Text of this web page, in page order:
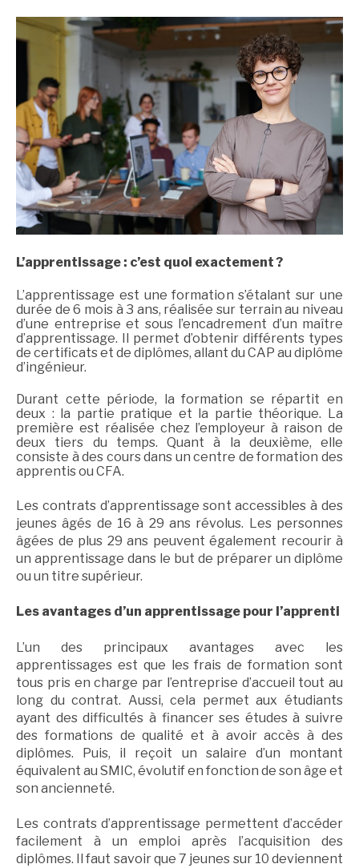
L’apprentissage : c’est quoi exactement ?
L’apprentissage est une formation s’étalant sur une
durée de 6 mois à 3 ans, réalisée sur terrain au niveau
d’une entreprise et sous l’encadrement d’un maître
d’apprentissage. Il permet d’obtenir différents types
de certificats et de diplômes, allant du CAP au diplôme
d’ingénieur.
Durant cette période, la formation se répartit en
deux : la partie pratique et la partie théorique. La
première est réalisée chez l’employeur à raison de
deux tiers du temps. Quant à la deuxième, elle
consiste à des cours dans un centre de formation des
apprentis ou CFA.
Les contrats d’apprentissage sont accessibles à des
jeunes âgés de 16 à 29 ans révolus. Les personnes
âgées de plus 29 ans peuvent également recourir à
un apprentissage dans le but de préparer un diplôme
ou un titre supérieur.
Les avantages d’un apprentissage pour l’apprenti
L’un des principaux avantages avec les
apprentissages est que les frais de formation sont
tous pris en charge par l’entreprise d’accueil tout au
long du contrat. Aussi, cela permet aux étudiants
ayant des difficultés à financer ses études à suivre
des formations de qualité et à avoir accès à des
diplômes. Puis, il reçoit un salaire d’un montant
équivalent au SMIC, évolutif en fonction de son âge et
son ancienneté.
Les contrats d’apprentissage permettent d’accéder
facilement à un emploi après l’acquisition des
diplômes. Il faut savoir que 7 jeunes sur 10 deviennent